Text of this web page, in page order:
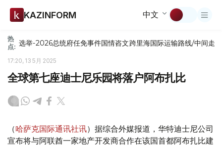
KAZINFORM 中文
热
点: 选举-2026总统府任免事件国情咨文跨里海国际运输路线/中间走廊
17:20, 13 5月 2025
全球第七座迪士尼乐园将落户阿布扎比
（哈萨克国际通讯社讯）据综合外媒报道，华特迪士尼公司
宣布将与阿联酋一家地产开发商合作在该国首都阿布扎比建